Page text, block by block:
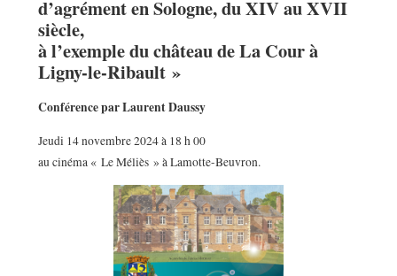
d’agrément en Sologne, du XIV au XVII
siècle,
à l’exemple du château de La Cour à
Ligny-le-Ribault »
Conférence par Laurent Daussy
Jeudi 14 novembre 2024 à 18 h 00
au cinéma « Le Méliès » à Lamotte-Beuvron.